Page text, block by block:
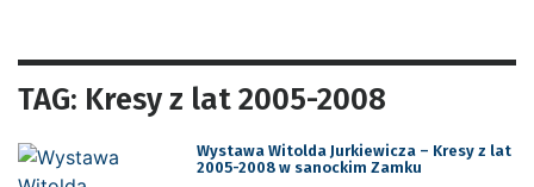
TAG: Kresy z lat 2005-2008
Wystawa Witolda Jurkiewicza – Kresy z lat
2005-2008 w sanockim Zamku